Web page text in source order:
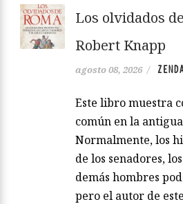
Los olvidados
Robert Knapp
agosto 08, 2026 /
Este libro muestra
común en la
Normalmente, los
de los senadores,
demás hombres
pero el autor de